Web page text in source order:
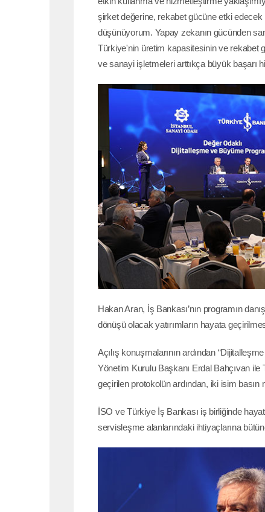
şirket değerine, rekabet gücüne etki edecek
düşünüyorum. Yapay zekanın gücünden
Türkiye'nin üretim kapasitesinin ve rekabet
ve sanayi işletmeleri arttıkça büyük başarı
Hakan Aran, İş Bankası’nın programın
dönüşü olacak yatırımların hayata
Açılış konuşmalarının ardından
Yönetim Kurulu Başkanı Erdal Bahçıvan ile
geçirilen protokolün ardından, iki isim basın
İSO ve Türkiye İş Bankası iş birliğinde
servisleşme alanlarındaki ihtiyaçlarına